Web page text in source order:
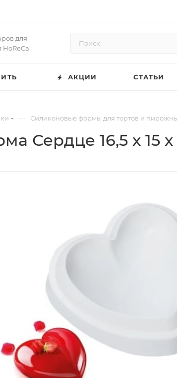
для
HoReCa
АКЦИИ СТАТЬИ
— Силиконовые формы для тортов и
Сердце 16,5 х 15 х